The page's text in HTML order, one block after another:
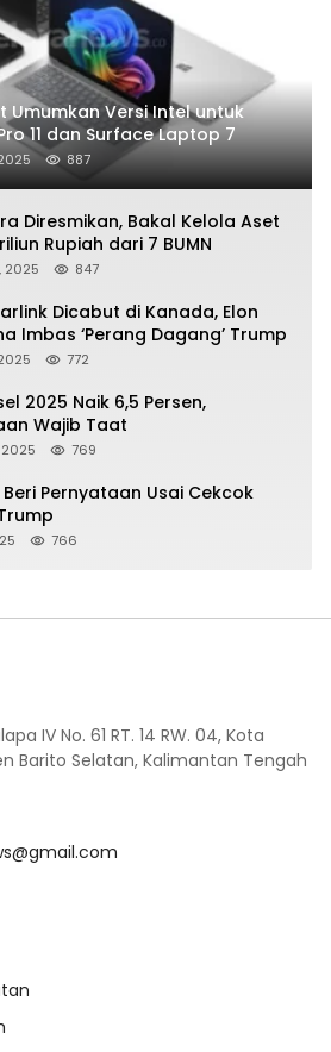
Umumkan Versi Intel untuk
11 dan Surface Laptop 7
887
Diresmikan, Bakal Kelola Aset
Rupiah dari 7 BUMN
2025 847
Dicabut di Kanada, Elon
Imbas ‘Perang Dagang’ Trump
772
2025 Naik 6,5 Persen,
Wajib Taat
2025 769
Beri Pernyataan Usai Cekcok
766
IV No. 61 RT. 14 RW. 04, Kota
Barito Selatan, Kalimantan Tengah